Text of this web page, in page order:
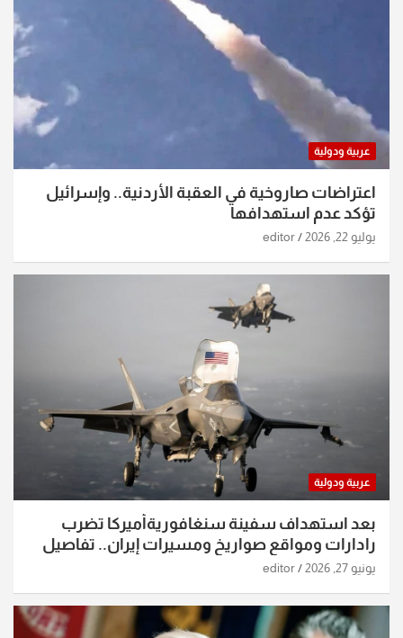
عربية ودولية
اعتراضات صاروخية في العقبة الأردنية.. وإسرائيل
تؤكد عدم استهدافها
يوليو 22, 2026 editor
عربية ودولية
بعد استهداف سفينة سنغافوريةأميركا تضرب
رادارات ومواقع صواريخ ومسيرات إيران.. تفاصيل
الساعات الماضية
يونيو 27, 2026 editor